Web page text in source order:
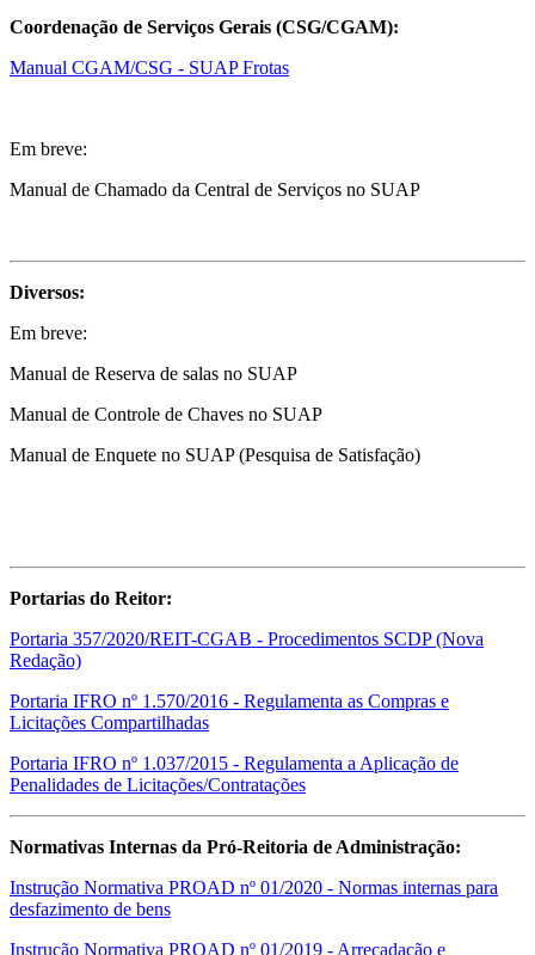
Coordenação de Serviços Gerais (CSG/CGAM):
Manual CGAM/CSG - SUAP Frotas
Em breve:
Manual de Chamado da Central de Serviços no SUAP
Diversos:
Em breve:
Manual de Reserva de salas no SUAP
Manual de Controle de Chaves no SUAP
Manual de Enquete no SUAP (Pesquisa de Satisfação)
Portarias do Reitor:
Portaria 357/2020/REIT-CGAB - Procedimentos SCDP (Nova
Redação)
Portaria IFRO nº 1.570/2016 - Regulamenta as Compras e
Licitações Compartilhadas
Portaria IFRO nº 1.037/2015 - Regulamenta a Aplicação de
Penalidades de Licitações/Contratações
Normativas Internas da Pró-Reitoria de Administração:
Instrução Normativa PROAD nº 01/2020 - Normas internas para
desfazimento de bens
Instrução Normativa PROAD nº 01/2019 - Arrecadação e